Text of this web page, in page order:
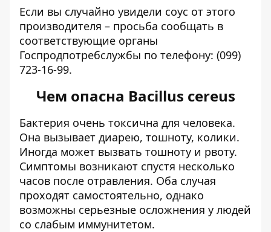
Если вы случайно увидели соус от этого
производителя – просьба сообщать в
соответствующие органы
Госпродпотребслужбы по телефону: (099)
723-16-99.
Чем опасна Bacillus cereus
Бактерия очень токсична для человека.
Она вызывает диарею, тошноту, колики.
Иногда может вызвать тошноту и рвоту.
Симптомы возникают спустя несколько
часов после отравления. Оба случая
проходят самостоятельно, однако
возможны серьезные осложнения у людей
со слабым иммунитетом.